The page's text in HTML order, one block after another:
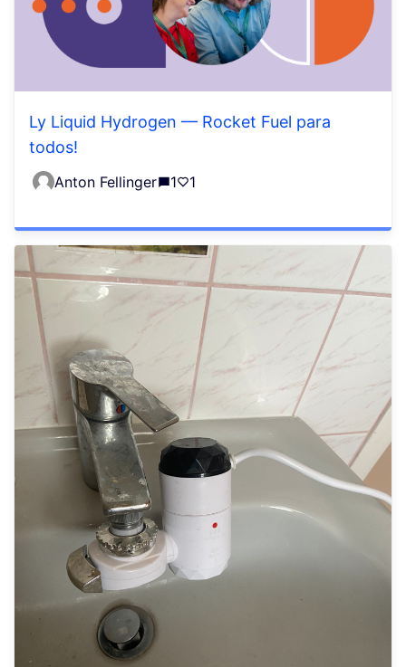
Ly Liquid Hydrogen — Rocket Fuel para
todos!
Anton Fellinger 1 1